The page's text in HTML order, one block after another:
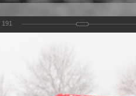
Версия для
191